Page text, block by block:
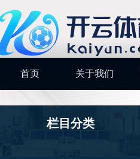
首页 关于我们
栏目分类